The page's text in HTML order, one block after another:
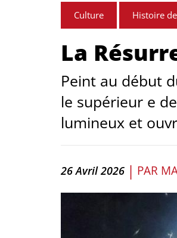
Culture Histoire
La
Peint au début
le supérieur e
lumineux et
26 Avril 2026 | PAR